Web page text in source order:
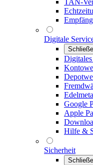
TAN-
Digitale
Google
Apple
Hilfe &
Sicherheit